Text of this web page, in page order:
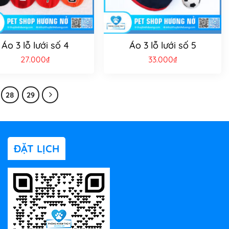
Áo 3 lỗ lưới số 4
27.000₫
Áo 3 lỗ lưới số 5
33.000₫
28 29
ĐẶT LỊCH